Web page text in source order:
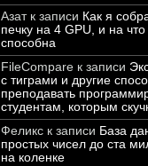
Азатк записи Как я
печку на 4 GPU, и на
способна
FileCompare к записи
с тиграми и другие
преподавать
студентам, которым
Феликс к записи База
простых чисел до ста
на коленке